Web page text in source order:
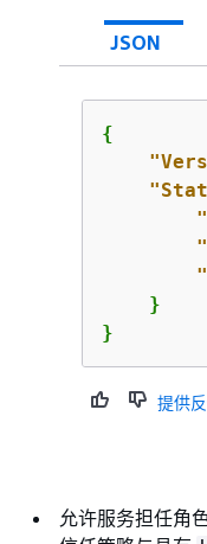
JSON
{
    }
}
提供
允许服务担任角